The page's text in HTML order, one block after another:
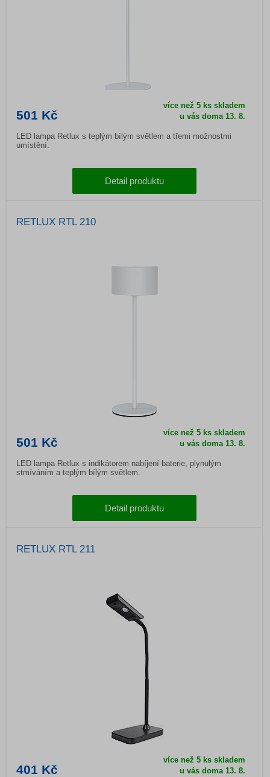
501 Kč
více než 5 ks skladem
u vás doma 13. 8.
LED lampa Retlux s teplým bílým světlem a třemi možnostmi
umístění.
Detail produktu
RETLUX RTL 210
501 Kč
více než 5 ks skladem
u vás doma 13. 8.
LED lampa Retlux s indikátorem nabíjení baterie, plynulým
stmíváním a teplým bílým světlem.
Detail produktu
RETLUX RTL 211
401 Kč
více než 5 ks skladem
u vás doma 13. 8.